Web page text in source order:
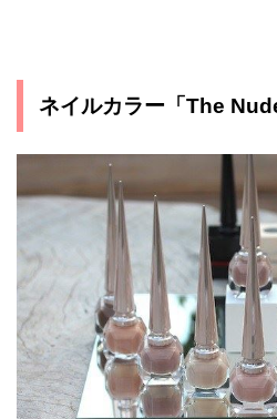
ネイルカラー「The